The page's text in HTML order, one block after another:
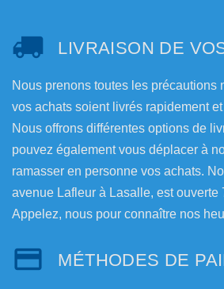
LIVRAISON DE
Nous prenons toutes les précautions
vos achats soient livrés rapidement
Nous offrons différentes options de
pouvez également vous déplacer à
ramasser en personne vos achats.
avenue Lafleur à Lasalle, est ouverte
Appelez, nous pour connaître nos
MÉTHODES DE